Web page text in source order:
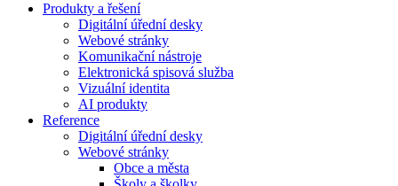
Produkty a řešení
Digitální úřední desky
Webové stránky
Komunikační nástroje
Elektronická spisová služba
Vizuální identita
AI produkty
Reference
Digitální úřední desky
Webové stránky
Obce a města